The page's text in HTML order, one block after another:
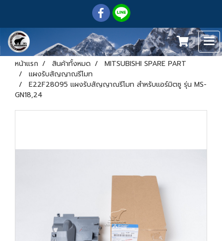
หน้าแรก สินค้าทั้งหมด
MITSUBISHI SPARE PART
แผงรับสัญญาณรีโมท
E22F28095 แผงรับสัญญาณรีโมท สำหรับแอร์มิตซู รุ่น MS-
GN18,24